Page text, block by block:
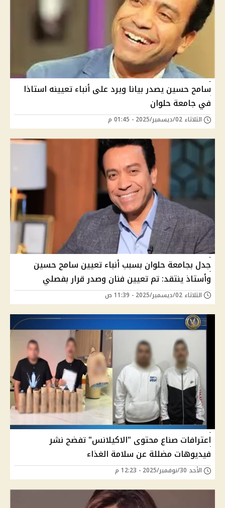
سامح حسين يصدر بيانا ويرد على أنباء تعيينه استاذا
في جامعة حلوان
الثلاثاء 02/ديسمبر/2025 - 01:45 م
جدل بجامعة حلوان بسبب أنباء تعيين سامح حسين
وأستاذ ينتقد: تم تعيين فنان وصدر قرار بفصلي
الثلاثاء 02/ديسمبر/2025 - 11:39 ص
اعترافات صناع محتوى "الاكيلانس" تفضح نشر
فيديوهات مضللة عن سلامة الغذاء
الأحد 30/نوفمبر/2025 - 12:23 م